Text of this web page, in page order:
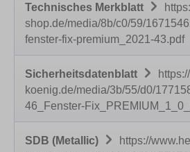
Technisches Merkblatt
shop.de/media/8b/c0/59/
fenster-fix-premium_2021-43.pdf
Sicherheitsdatenblatt
koenig.de/media/3b/55/d0/
46_Fenster-
SDB (Metallic)
https://